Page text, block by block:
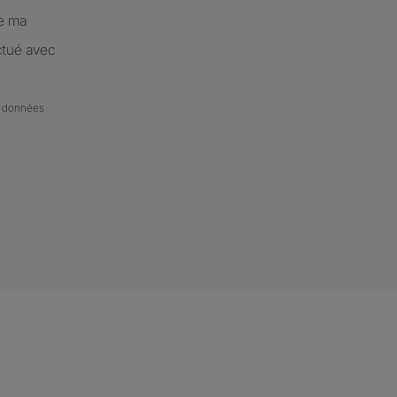
ma
avec